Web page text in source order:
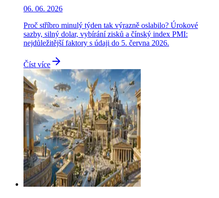
06. 06. 2026
Proč stříbro minulý týden tak výrazně oslabilo? Úrokové
sazby, silný dolar, vybírání zisků a čínský index PMI:
nejdůležitější faktory s údaji do 5. června 2026.
Číst více